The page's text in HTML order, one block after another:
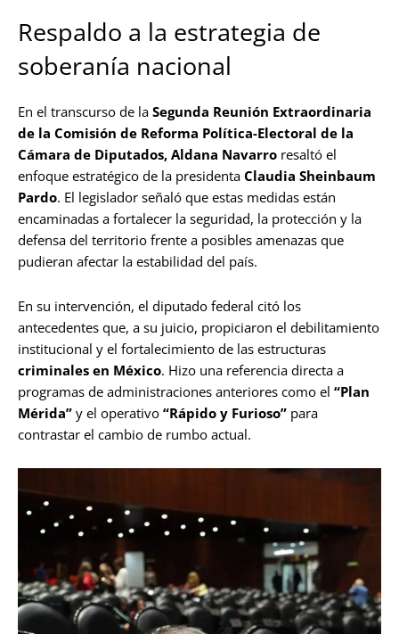
Respaldo a la estrategia de
soberanía nacional
En el transcurso de la Segunda Reunión Extraordinaria
de la Comisión de Reforma Política-Electoral de la
Cámara de Diputados, Aldana Navarro resaltó el
enfoque estratégico de la presidenta Claudia Sheinbaum
Pardo. El legislador señaló que estas medidas están
encaminadas a fortalecer la seguridad, la protección y la
defensa del territorio frente a posibles amenazas que
pudieran afectar la estabilidad del país.
En su intervención, el diputado federal citó los
antecedentes que, a su juicio, propiciaron el debilitamiento
institucional y el fortalecimiento de las estructuras
criminales en México. Hizo una referencia directa a
programas de administraciones anteriores como el “Plan
Mérida” y el operativo “Rápido y Furioso” para
contrastar el cambio de rumbo actual.